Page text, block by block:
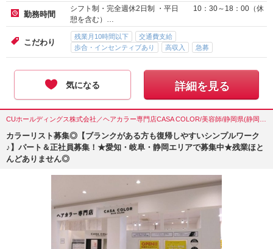
勤務時間
シフト制・完全週休2日制 ・平日 10：30～18：00（休
憩を含む）…
こだわり
残業月10時間以下
交通費支給
歩合・インセンティブあり
高収入 急募
気になる 詳細を見る
カラーリスト募集◎【ブランクがある方も復帰しやすいシンプルワーク
♪】パート＆正社員募集！★愛知・岐阜・静岡エリアで募集中★残業ほと
んどありません◎